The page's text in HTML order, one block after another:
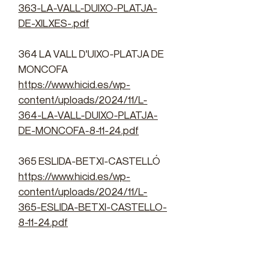
363-LA-VALL-DUIXO-PLATJA-
DE-XILXES-.pdf
364 LA VALL D'UIXO-PLATJA DE
MONCOFA
https://www.hicid.es/wp-
content/uploads/2024/11/L-
364-LA-VALL-DUIXO-PLATJA-
DE-MONCOFA-8-11-24.pdf
365 ESLIDA-BETXI-CASTELLÓ
https://www.hicid.es/wp-
content/uploads/2024/11/L-
365-ESLIDA-BETXI-CASTELLO-
8-11-24.pdf